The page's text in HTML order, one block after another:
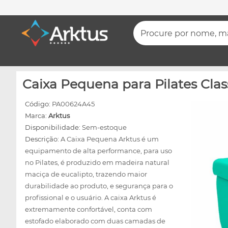
Procure por nome,
Caixa Pequena para Pilates
Código: PA00624A45
Marca: Arktus
Disponibilidade: Sem-estoque
Descrição: A Caixa Pequena Arktus é um
equipamento de alta performance, para uso
no Pilates, é produzido em madeira natural
maciça de eucalipto, trazendo maior
durabilidade ao produto, e segurança para o
profissional e o usuário. A caixa Arktus é
extremamente confortável, conta com
estofado elaborado com duas camadas de